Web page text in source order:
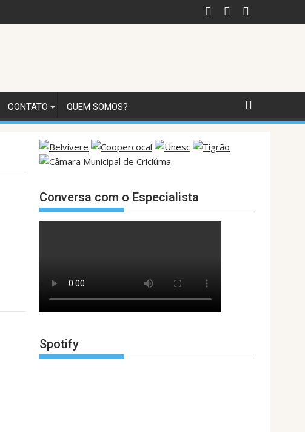
CONTATO QUEM SOMOS?
Conversa com o Especialista
Spotify